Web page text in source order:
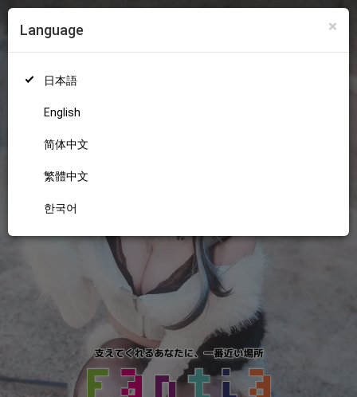
×
Language
日本語
English
简体中文
繁體中文
한국어
18+